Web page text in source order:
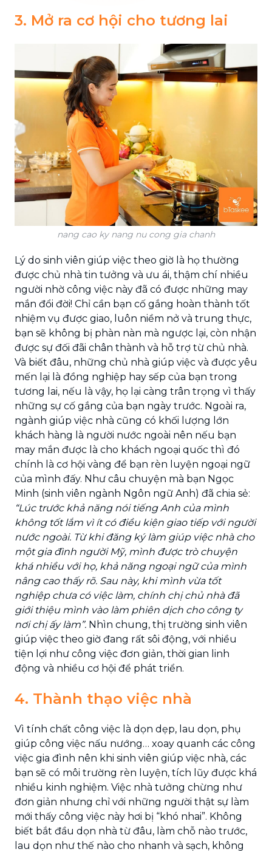
3. Mở ra cơ hội cho tương lai
nang cao ky nang nu cong gia chanh
Lý do sinh viên giúp việc theo giờ là họ thường
được chủ nhà tin tưởng và ưu ái, thậm chí nhiều
người nhờ công việc này đã có được những may
mắn đổi đời! Chỉ cần bạn cố gắng hoàn thành tốt
nhiệm vụ được giao, luôn niềm nở và trung thực,
bạn sẽ không bị phàn nàn mà ngược lại, còn nhận
được sự đối đãi chân thành và hỗ trợ từ chủ nhà.
Và biết đâu, những chủ nhà giúp việc và được yêu
mến lại là đồng nghiệp hay sếp của bạn trong
tương lai, nếu là vậy, họ lại càng trân trọng vì thấy
những sự cố gắng của bạn ngày trước. Ngoài ra,
ngành giúp việc nhà cũng có khối lượng lớn
khách hàng là người nước ngoài nên nếu bạn
may mắn được là cho khách ngoại quốc thì đó
chính là cơ hội vàng để bạn rèn luyện ngoại ngữ
của mình đấy. Như câu chuyện mà bạn Ngọc
Minh (sinh viên ngành Ngôn ngữ Anh) đã chia sẻ:
“Lúc trước khả năng nói tiếng Anh của mình
không tốt lắm vì ít có điều kiện giao tiếp với người
nước ngoài. Từ khi đăng ký làm giúp việc nhà cho
một gia đình người Mỹ, mình được trò chuyện
khá nhiều với họ, khả năng ngoại ngữ của mình
nâng cao thấy rõ. Sau này, khi mình vừa tốt
nghiệp chưa có việc làm, chính chị chủ nhà đã
giới thiệu mình vào làm phiên dịch cho công ty
nơi chị ấy làm”. Nhìn chung, thị trường sinh viên
giúp việc theo giờ đang rất sôi động, với nhiều
tiện lợi như công việc đơn giản, thời gian linh
động và nhiều cơ hội để phát triển.
4. Thành thạo việc nhà
Vì tính chất công việc là dọn dẹp, lau dọn, phụ
giúp công việc nấu nướng… xoay quanh các công
việc gia đình nên khi sinh viên giúp việc nhà, các
bạn sẽ có môi trường rèn luyện, tích lũy được khá
nhiều kinh nghiệm. Việc nhà tưởng chừng như
đơn giản nhưng chỉ với những người thật sự làm
mới thấy công việc này hơi bị “khó nhai”. Không
biết bắt đầu dọn nhà từ đâu, làm chỗ nào trước,
lau dọn như thế nào cho nhanh và sạch, không